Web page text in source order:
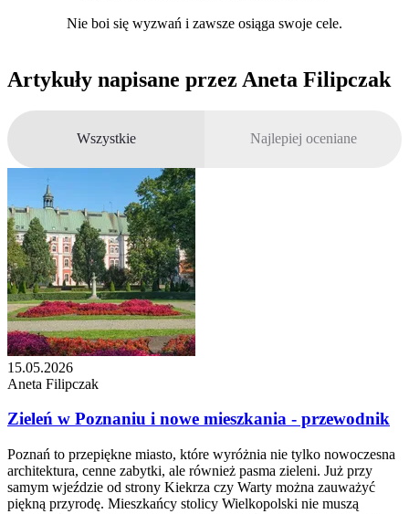
Nie boi się wyzwań i zawsze osiąga swoje cele.
Artykuły napisane przez Aneta Filipczak
Wszystkie Najlepiej oceniane
15.05.2026
Aneta Filipczak
Zieleń w Poznaniu i nowe mieszkania - przewodnik
Poznań to przepiękne miasto, które wyróżnia nie tylko nowoczesna
architektura, cenne zabytki, ale również pasma zieleni. Już przy
samym wjeździe od strony Kiekrza czy Warty można zauważyć
piękną przyrodę. Mieszkańcy stolicy Wielkopolski nie muszą